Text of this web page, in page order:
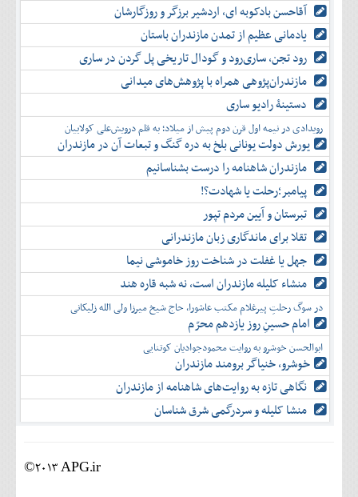
آقاحسن بادکوبه ای، اردشیر برزگر و روزگارشان
یادمانی عظیم از تمدن مازندران باستان
رود تجن، ساری‌رود و گودال تاریخی پل گردن در ساری
مازندران‌پژوهی همراه با پژوهش‌های میدانی
دستینۀ رادیو ساری
رویدادی در نیمه اول قرن دوم پیش از میلاد؛ به قلم درویش‌علی کولاییان
یورش دولت یونانی بلخ به دره گنگ و تبعات آن در مازندران
مازندران شاهنامه را درست بشناسانیم
پیامبر؛رحلت یا شهادت؟!
تبرستان و آیین مردم تپور
تقلا برای ماندگاری زبان مازندرانی
جهل یا غفلت در شناخت روز خاموشی نیما
منشاء کلیله مازندران است، نه شبه قاره هند
در سوگ رحلتِ پیرغلام مکتب عاشورا، حاج شیخ میرزا ولی الله زلیکانی
امام حسینِ روز یازدهم محرّم
ابوالحسن خوشرو به روایت محمودجوادیان کوتنایی
خوشرو، خنياگر برومند مازندران
نگاهی تازه به روایت‌های شاهنامه از مازندران
منشا کلیله و سردرگمی شرق شناسان
©2013 APG.ir